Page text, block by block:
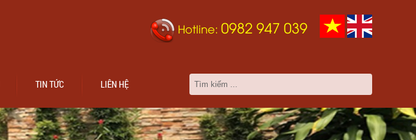
Hotline: 0982 947 039
TIN TỨC LIÊN HỆ